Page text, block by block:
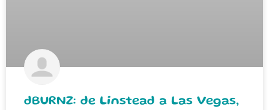
dBURNZ: de Linstead a Las Vegas,